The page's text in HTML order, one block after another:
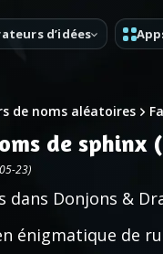
d’idées
de noms aléatoires
de sphinx
23)
dans Donjons &
énigmatique de